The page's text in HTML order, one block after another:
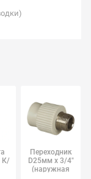
К/
Переходник
D25мм х 3/4"
(наружная